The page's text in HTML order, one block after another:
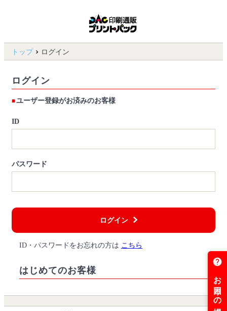
トップ ログイン
ログイン
ユーザー登録がお済みのお客様
ID
パスワード
ログイン
ID・パスワードをお忘れの方は こちら
はじめてのお客様